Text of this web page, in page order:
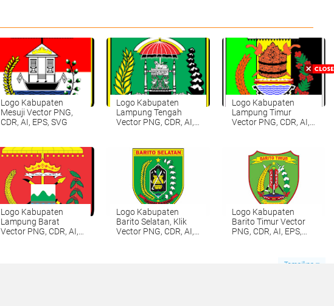
Logo Kabupaten
Mesuji Vector PNG,
CDR, AI, EPS, SVG
Logo Kabupaten
Lampung Tengah
Vector PNG, CDR, AI,
Logo Kabupaten
Lampung Timur
Vector PNG, CDR, AI,
Logo Kabupaten
Lampung Barat
Vector PNG, CDR, AI,
Logo Kabupaten
Barito Selatan, Klik
Vector PNG, CDR, AI,
Logo Kabupaten
Barito Timur Vector
PNG, CDR, AI, EPS,
Tampilkan